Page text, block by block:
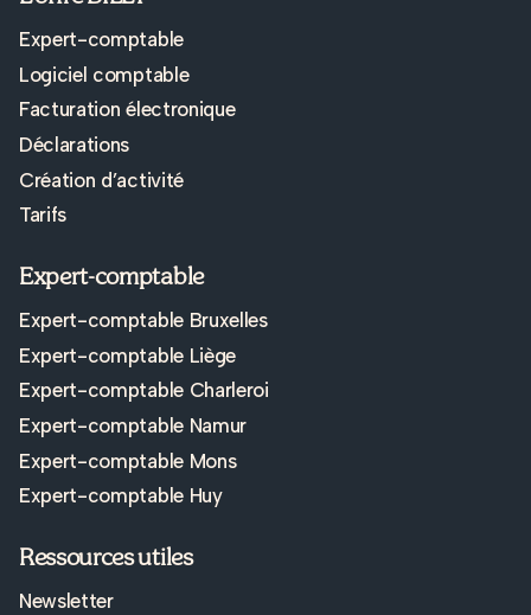
Expert-comptable
Logiciel comptable
Facturation électronique
Déclarations
Création d’activité
Tarifs
Expert-comptable
Expert-comptable Bruxelles
Expert-comptable Liège
Expert-comptable Charleroi
Expert-comptable Namur
Expert-comptable Mons
Expert-comptable Huy
Ressources utiles
Newsletter